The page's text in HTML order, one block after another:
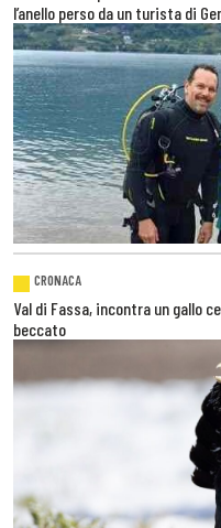
l’anello perso da un turista di
CRONACA
Val di Fassa, incontra un gallo
beccato